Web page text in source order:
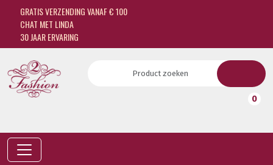
GRATIS VERZENDING VANAF € 100
CHAT MET LINDA
30 JAAR ERVARING
0